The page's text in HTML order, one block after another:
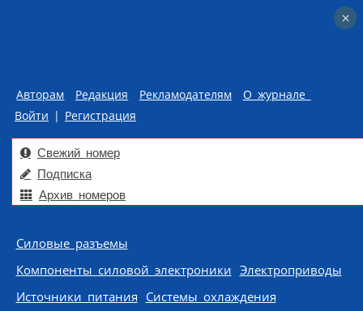
Авторам Редакция Рекламодателям
О журнале
Войти | Регистрация
Свежий номер
Подписка
Архив номеров
Skip to content
Силовые разъемы
Компоненты силовой электроники Электроприводы
Источники питания Системы охлаждения
×
×